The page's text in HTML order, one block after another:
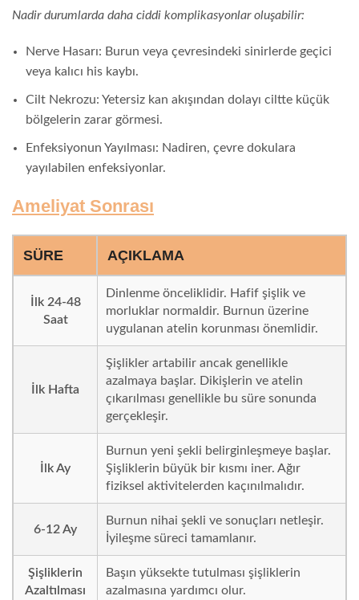
Nadir durumlarda daha ciddi komplikasyonlar oluşabilir:
Nerve Hasarı: Burun veya çevresindeki sinirlerde geçici
veya kalıcı his kaybı.
Cilt Nekrozu: Yetersiz kan akışından dolayı ciltte küçük
bölgelerin zarar görmesi.
Enfeksiyonun Yayılması: Nadiren, çevre dokulara
yayılabilen enfeksiyonlar.
Ameliyat Sonrası
SÜRE AÇIKLAMA
İlk 24-48
Saat
Dinlenme önceliklidir. Hafif şişlik ve
morluklar normaldir. Burnun üzerine
uygulanan atelin korunması önemlidir.
İlk Hafta
Şişlikler artabilir ancak genellikle
azalmaya başlar. Dikişlerin ve atelin
çıkarılması genellikle bu süre sonunda
gerçekleşir.
İlk Ay
Burnun yeni şekli belirginleşmeye başlar.
Şişliklerin büyük bir kısmı iner. Ağır
fiziksel aktivitelerden kaçınılmalıdır.
6-12 Ay
Burnun nihai şekli ve sonuçları netleşir.
İyileşme süreci tamamlanır.
Şişliklerin
Azaltılması
Başın yüksekte tutulması şişliklerin
azalmasına yardımcı olur.